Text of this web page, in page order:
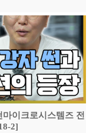
이크로시스템즈 전
2]